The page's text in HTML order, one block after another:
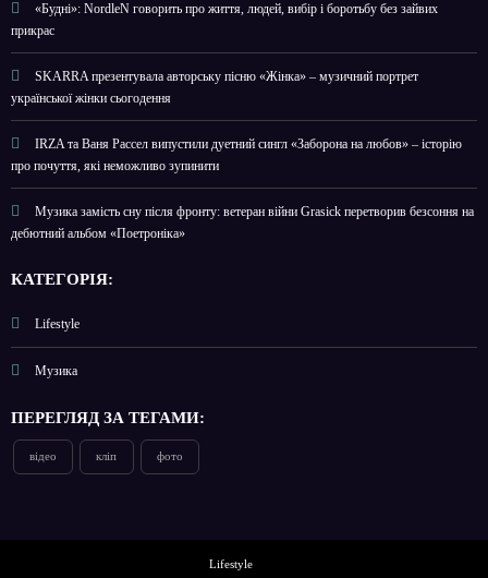
«Будні»: NordleN говорить про життя, людей, вибір і боротьбу без зайвих
прикрас
SKARRA презентувала авторську пісню «Жінка» – музичний портрет
української жінки сьогодення
IRZA та Ваня Рассел випустили дуетний сингл «Заборона на любов» – історію
про почуття, які неможливо зупинити
Музика замість сну після фронту: ветеран війни Grasick перетворив безсоння на
дебютний альбом «Поетроніка»
КАТЕГОРІЯ:
Lifestyle
Музика
ПЕРЕГЛЯД ЗА ТЕГАМИ:
відео кліп фото
Lifestyle